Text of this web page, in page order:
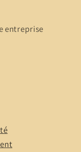
entreprise